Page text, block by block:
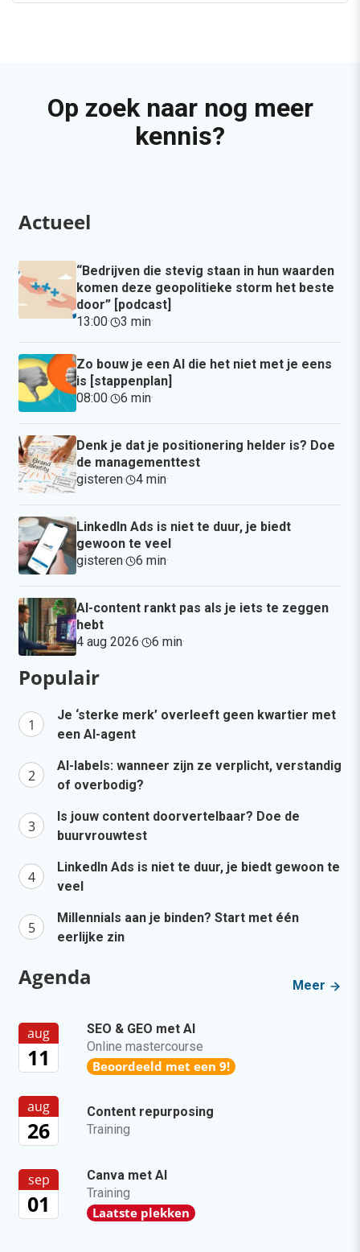
Op zoek naar nog meer
kennis?
Actueel
“Bedrijven die stevig staan in hun waarden
komen deze geopolitieke storm het beste
door” [podcast]
13:00· 3 min·
Zo bouw je een AI die het niet met je eens
is [stappenplan]
08:00· 6 min·
Denk je dat je positionering helder is? Doe
de managementtest
gisteren· 4 min·
LinkedIn Ads is niet te duur, je biedt
gewoon te veel
gisteren· 6 min·
AI-content rankt pas als je iets te zeggen
hebt
4 aug 2026· 6 min·
Populair
Je ‘sterke merk’ overleeft geen kwartier met
een AI-agent
AI-labels: wanneer zijn ze verplicht, verstandig
of overbodig?
Is jouw content doorvertelbaar? Doe de
buurvrouwtest
LinkedIn Ads is niet te duur, je biedt gewoon te
veel
Millennials aan je binden? Start met één
eerlijke zin
Agenda Meer
aug
11
SEO & GEO met AI
Online mastercourse
Beoordeeld met een 9!
aug
26
Content repurposing
Training
sep
01
Canva met AI
Training
Laatste plekken